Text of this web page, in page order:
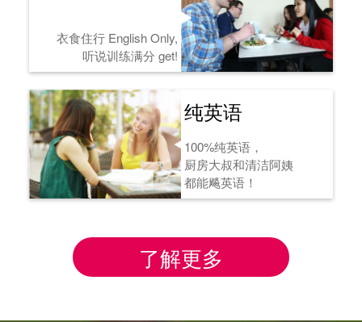
衣食住行 English Only,
听说训练满分 get!
纯英语
100%纯英语，
厨房大叔和清洁阿姨
都能飚英语！
了解更多